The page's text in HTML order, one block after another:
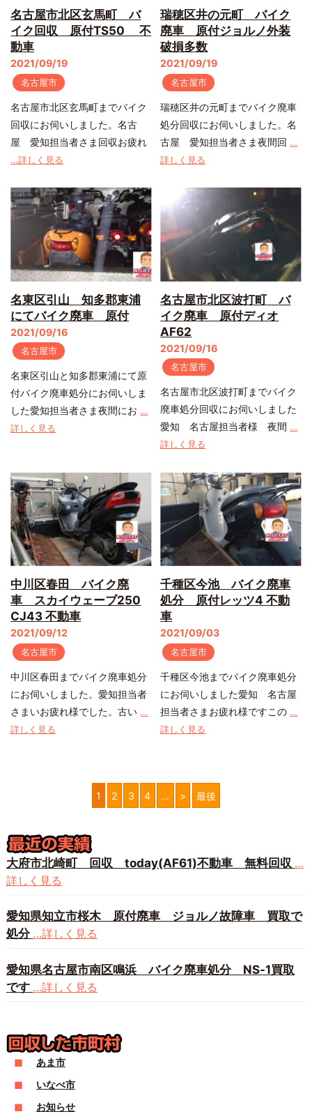
名古屋市北区玄馬町 バ
イク回収 原付TS50 不
動車
2021/09/19
名古屋市
名古屋市北区玄馬町までバイク
回収にお伺いしました。名古
屋 愛知担当者さま回収お疲れ
…詳しく見る
瑞穂区井の元町 バイク
廃車 原付ジョルノ外装
破損多数
2021/09/19
名古屋市
瑞穂区井の元町までバイク廃車
処分回収にお伺いしました。名
古屋 愛知担当者さま夜間回 …
詳しく見る
名東区引山 知多郡東浦
にてバイク廃車 原付
2021/09/16
名古屋市
名東区引山と知多郡東浦にて原
付バイク廃車処分にお伺いしま
した愛知担当者さま夜間にお …
詳しく見る
名古屋市北区波打町 バ
イク廃車 原付ディオ
AF62
2021/09/16
名古屋市
名古屋市北区波打町までバイク
廃車処分回収にお伺いしました
愛知 名古屋担当者様 夜間 …
詳しく見る
中川区春田 バイク廃
車 スカイウェーブ250
CJ43 不動車
2021/09/12
名古屋市
中川区春田までバイク廃車処分
にお伺いしました。愛知担当者
さまいお疲れ様でした。古い …
詳しく見る
千種区今池 バイク廃車
処分 原付レッツ4 不動
車
2021/09/03
名古屋市
千種区今池までバイク廃車処分
にお伺いしました愛知 名古屋
担当者さまお疲れ様ですこの …
詳しく見る
1 2 3 4 ... > 最後
大府市北崎町 回収 today(AF61)不動車 無料回収 …
詳しく見る
愛知県知立市桜木 原付廃車 ジョルノ故障車 買取で
処分 …詳しく見る
愛知県名古屋市南区鳴浜 バイク廃車処分 NS-1買取
です …詳しく見る
あま市
いなべ市
お知らせ